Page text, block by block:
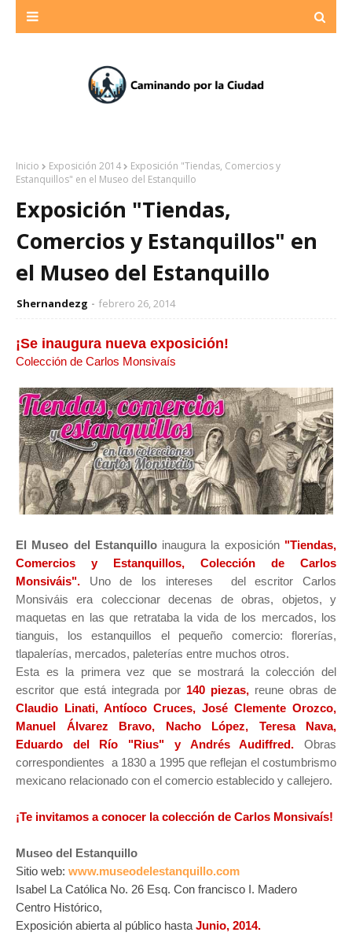
Inicio Exposición 2014
Exposición "Tiendas, Comercios y
Estanquillos" en el Museo del Estanquillo
Exposición "Tiendas,
Comercios y Estanquillos" en
el Museo del Estanquillo
Shernandezg febrero 26, 2014
¡Se inaugura nueva exposición!
Colección de Carlos Monsivaís
El Museo del Estanquilloinaugura la exposición"Tiendas,
Comercios y Estanquillos, Colección de Carlos
Monsiváis". Uno de los intereses del escritor Carlos
Monsiváis era coleccionar decenas de obras, objetos, y
maquetas en las que retrataba la vida de los mercados, los
tianguis, los estanquillos el pequeño comercio: florerías,
tlapalerías, mercados, paleterías entre muchos otros.
Esta es la primera vez que se mostrará la colección del
escritor que está integrada por 140 piezas, reune obras de
Claudio Linati, Antíoco Cruces, José Clemente Orozco,
Manuel Álvarez Bravo, Nacho López, Teresa Nava,
Eduardo del Río "Rius" y Andrés Audiffred. Obras
correspondientes a 1830 a 1995 que reflejan el costumbrismo
mexicano relacionado con el comercio establecido y callejero.
¡Te invitamos a conocer la colección de Carlos Monsivaís!
Museo del Estanquillo
Sitio web: www.museodelestanquillo.com
Isabel La Católica No. 26 Esq. Con francisco I. Madero
Centro Histórico,
Exposición abierta al público hasta Junio, 2014.